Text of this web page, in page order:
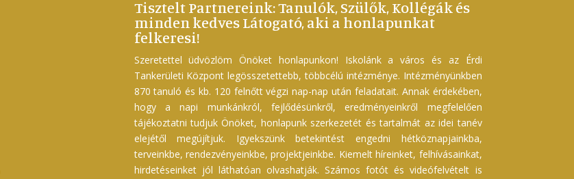
Tisztelt Partnereink: Tanulók, Szülők, Kollégák és
minden kedves Látogató, aki a honlapunkat
felkeresi!
Szeretettel üdvözlöm Önöket honlapunkon! Iskolánk a város és az Érdi
Tankerületi Központ legösszetettebb, többcélú intézménye. Intézményünkben
870 tanuló és kb. 120 felnőtt végzi nap-nap után feladatait. Annak érdekében,
hogy a napi munkánkról, fejlődésünkről, eredményeinkről megfelelően
tájékoztatni tudjuk Önöket, honlapunk szerkezetét és tartalmát az idei tanév
elejétől megújítjuk. Igyekszünk betekintést engedni hétköznapjainkba,
terveinkbe, rendezvényeinkbe, projektjeinkbe. Kiemelt híreinket, felhívásainkat,
hirdetéseinket jól láthatóan olvashatják. Számos fotót és videófelvételt is